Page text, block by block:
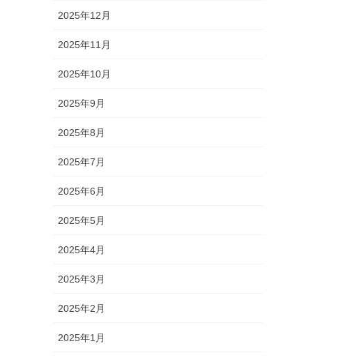
2025年12月
2025年11月
2025年10月
2025年9月
2025年8月
2025年7月
2025年6月
2025年5月
2025年4月
2025年3月
2025年2月
2025年1月